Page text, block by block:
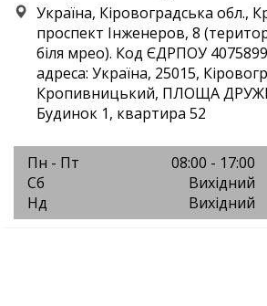
Україна, Кіровоградська обл.,
проспект Інженеров, 8
біля мрео). Код ЄДРПОУ
адреса: Україна, 25015,
Кропивницький, ПЛОЩА
Будинок 1, квартира 52
Пн - Пт
08:00 - 17:00
Сб
Вихідний
Нд
Вихідний